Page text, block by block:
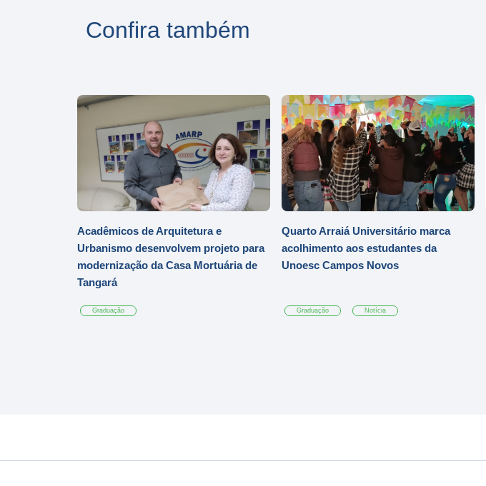
Confira também
Acadêmicos de Arquitetura e
Urbanismo desenvolvem projeto para
modernização da Casa Mortuária de
Tangará
Graduação
Quarto Arraiá Universitário marca
acolhimento aos estudantes da
Unoesc Campos Novos
Graduação Notícia